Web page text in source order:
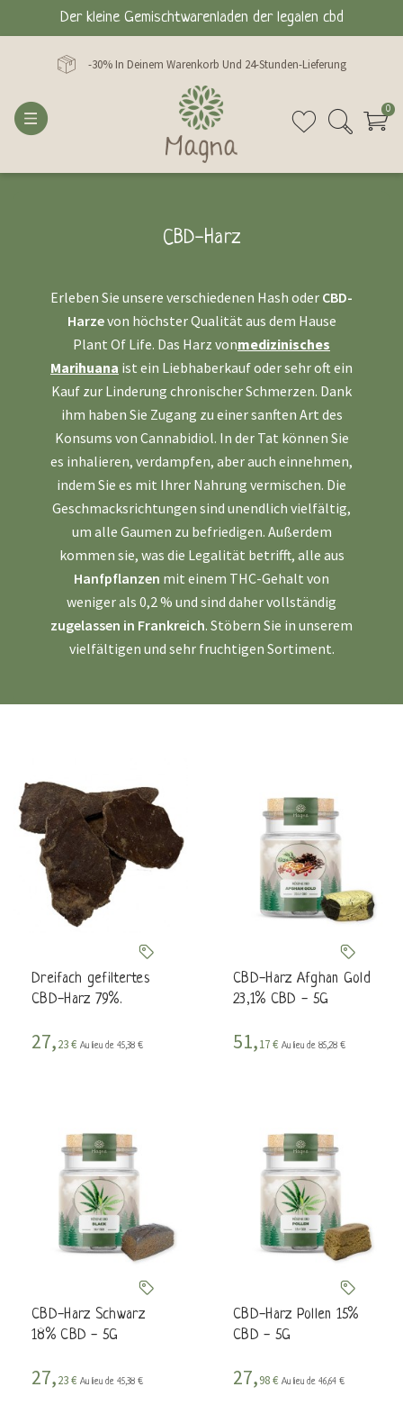
Der kleine Gemischtwarenladen der legalen cbd
-30% In Deinem Warenkorb Und 24-Stunden-Lieferung
0
CBD-Harz
Erleben Sie unsere verschiedenen Hash oder CBD-
Harzevon höchster Qualität aus dem Hause
Plant Of Life. Das Harz vonmedizinisches
Marihuana ist ein Liebhaberkauf oder sehr oft ein
Kauf zur Linderung chronischer Schmerzen. Dank
ihm haben Sie Zugang zu einer sanften Art des
Konsums von Cannabidiol. In der Tat können Sie
es inhalieren, verdampfen, aber auch einnehmen,
indem Sie es mit Ihrer Nahrung vermischen. Die
Geschmacksrichtungen sind unendlich vielfältig,
um alle Gaumen zu befriedigen. Außerdem
kommen sie, was die Legalität betrifft, alle aus
Hanfpflanzen mit einem THC-Gehalt von
weniger als 0,2 % und sind daher vollständig
zugelassen in Frankreich. Stöbern Sie in unserem
vielfältigen und sehr fruchtigen Sortiment.
Dreifach gefiltertes
CBD-Harz 79%.
27,23 € Au lieu de 45,38 €
CBD-Harz Afghan Gold
23,1% CBD - 5G
51,17 € Au lieu de 85,28 €
CBD-Harz Schwarz
18% CBD - 5G
27,23 € Au lieu de 45,38 €
CBD-Harz Pollen 15%
CBD - 5G
27,98 € Au lieu de 46,64 €